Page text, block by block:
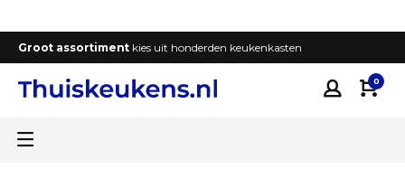
Groot assortiment kies uit honderden keukenkasten
0